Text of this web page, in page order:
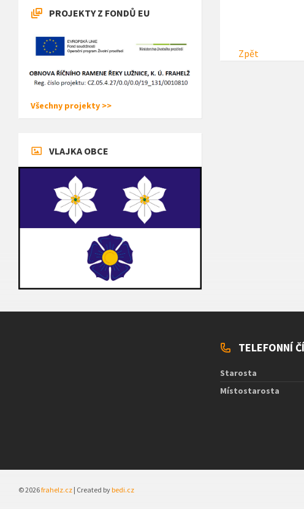
Zpět
PROJEKTY Z FONDŮ EU
Všechny projekty >>
VLAJKA OBCE
TELEFONNÍ
Starosta
Místostarosta
© 2026frahelz.cz | Created bybedi.cz